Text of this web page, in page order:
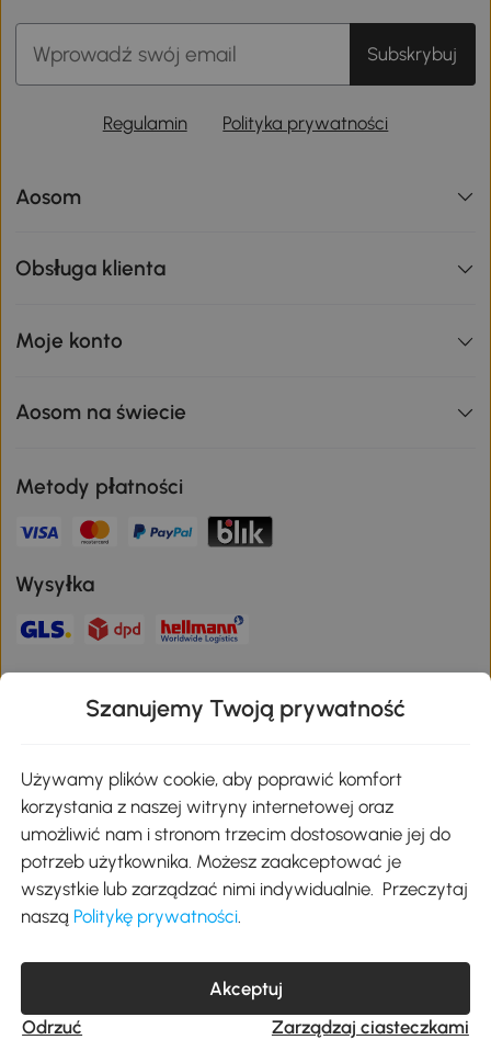
Subskrybuj
Regulamin Polityka prywatności
Aosom
Obsługa klienta
Moje konto
Aosom na świecie
Metody płatności
Wysyłka
Pobierz aplikację Aosom
Google Play
kontakt@aosom.pl
MH Handel GmbH, Wendenstraße 309, 20537 Hamburg Pon.-piąt.:
© 2017-2026 Wszystkie prawa zastrzeżone dla Aosom.
Szanujemy Twoją prywatność
Używamy plików cookie, aby poprawić komfort
korzystania z naszej witryny internetowej oraz
umożliwić nam i stronom trzecim dostosowanie jej do
potrzeb użytkownika. Możesz zaakceptować je
wszystkie lub zarządzać nimi indywidualnie. Przeczytaj
naszą Politykę prywatności.
Akceptuj
Odrzuć
Zarządzaj ciasteczkami